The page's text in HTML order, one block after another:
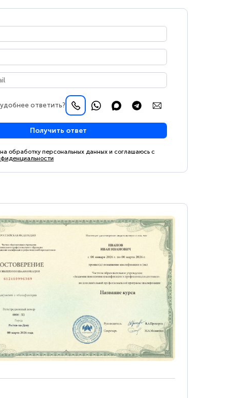
удобнее ответить?
Получить ответ
обработку персональных данных и соглашаюсь с